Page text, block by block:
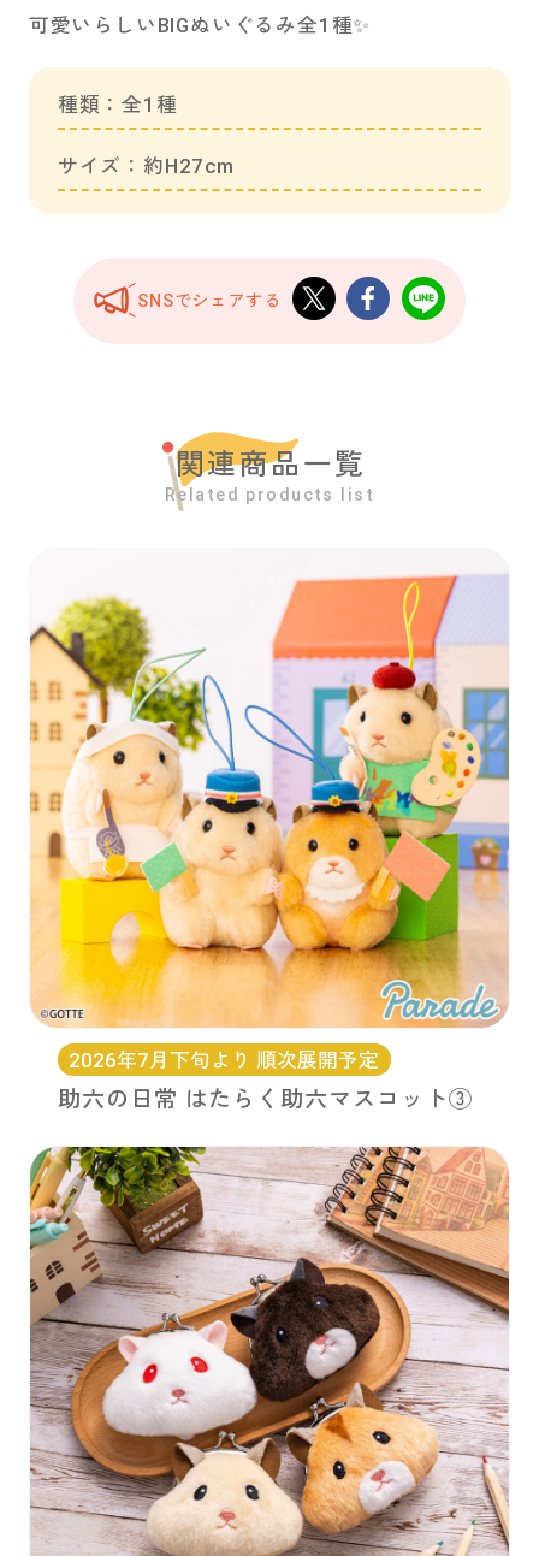
可愛いらしいBIGぬいぐるみ全1種✨
種類：全1種
サイズ：約H27cm
SNSでシェアする
関連商品一覧
Related products list
2026年7月下旬より 順次展開予定
助六の日常 はたらく助六マスコット③